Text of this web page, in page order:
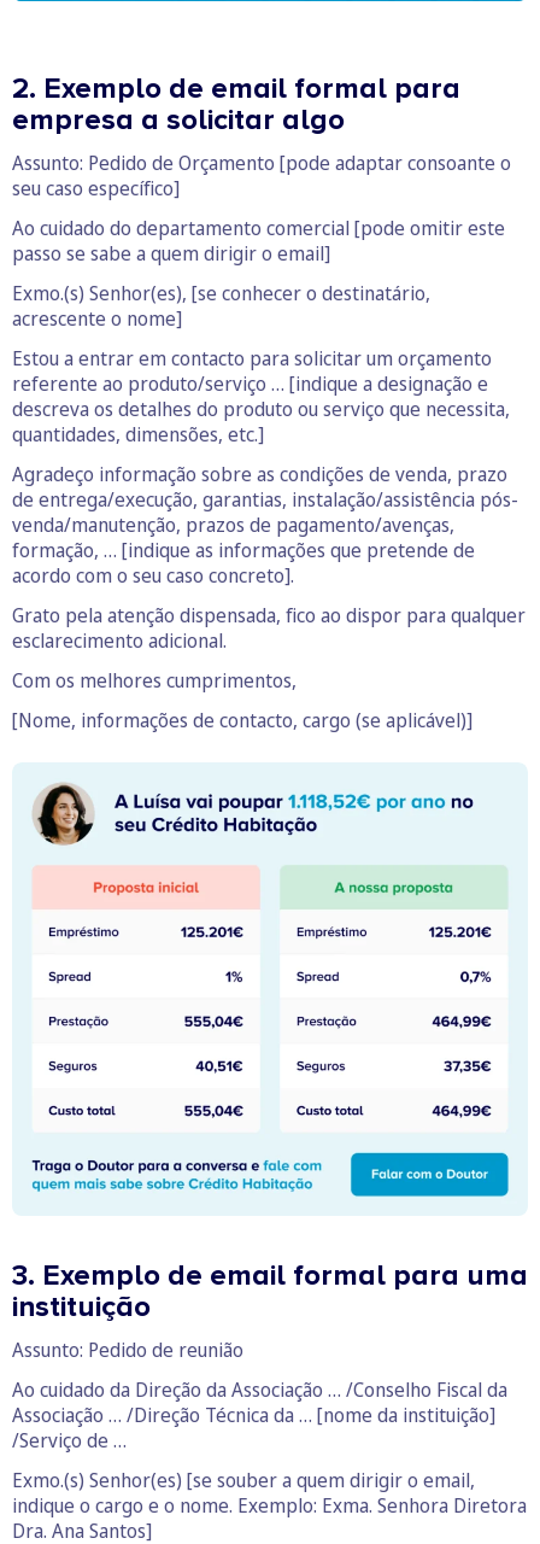
2. Exemplo de email formal para
empresa a solicitar algo
Assunto: Pedido de Orçamento [pode adaptar consoante o
seu caso específico]
Ao cuidado do departamento comercial [pode omitir este
passo se sabe a quem dirigir o email]
Exmo.(s) Senhor(es), [se conhecer o destinatário,
acrescente o nome]
Estou a entrar em contacto para solicitar um orçamento
referente ao produto/serviço … [indique a designação e
descreva os detalhes do produto ou serviço que necessita,
quantidades, dimensões, etc.]
Agradeço informação sobre as condições de venda, prazo
de entrega/execução, garantias, instalação/assistência pós-
venda/manutenção, prazos de pagamento/avenças,
formação, … [indique as informações que pretende de
acordo com o seu caso concreto].
Grato pela atenção dispensada, fico ao dispor para qualquer
esclarecimento adicional.
Com os melhores cumprimentos,
[Nome, informações de contacto, cargo (se aplicável)]
3. Exemplo de email formal para uma
instituição
Assunto: Pedido de reunião
Ao cuidado da Direção da Associação … /Conselho Fiscal da
Associação … /Direção Técnica da … [nome da instituição]
/Serviço de …
Exmo.(s) Senhor(es) [se souber a quem dirigir o email,
indique o cargo e o nome. Exemplo: Exma. Senhora Diretora
Dra. Ana Santos]